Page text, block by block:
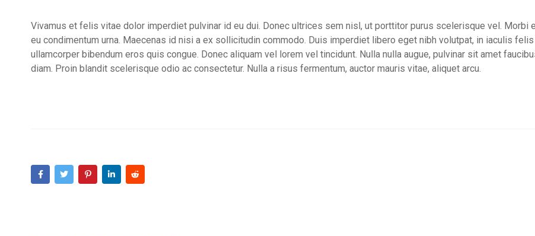
Vivamus et felis vitae dolor imperdiet pulvinar id eu dui. Donec ultrices sem nisl, ut porttitor purus scelerisque vel. Morbi
eu condimentum urna. Maecenas id nisi a ex sollicitudin commodo. Duis imperdiet libero eget nibh volutpat, in iaculis felis
ullamcorper bibendum eros quis congue. Donec aliquam vel lorem vel tincidunt. Nulla nulla augue, pulvinar sit amet
diam. Proin blandit scelerisque odio ac consectetur. Nulla a risus fermentum, auctor mauris vitae, aliquet arcu.